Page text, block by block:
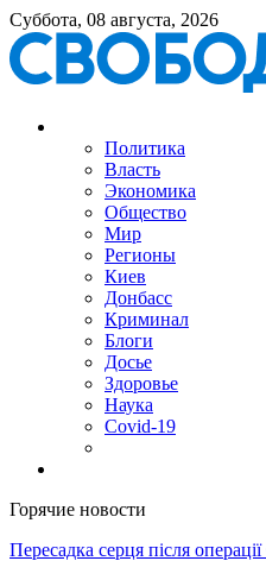
Суббота, 08 августа, 2026
Политика
Власть
Экономика
Общество
Мир
Регионы
Киев
Донбасс
Криминал
Блоги
Досье
Здоровье
Наука
Covid-19
Горячие новости
Пересадка серця після